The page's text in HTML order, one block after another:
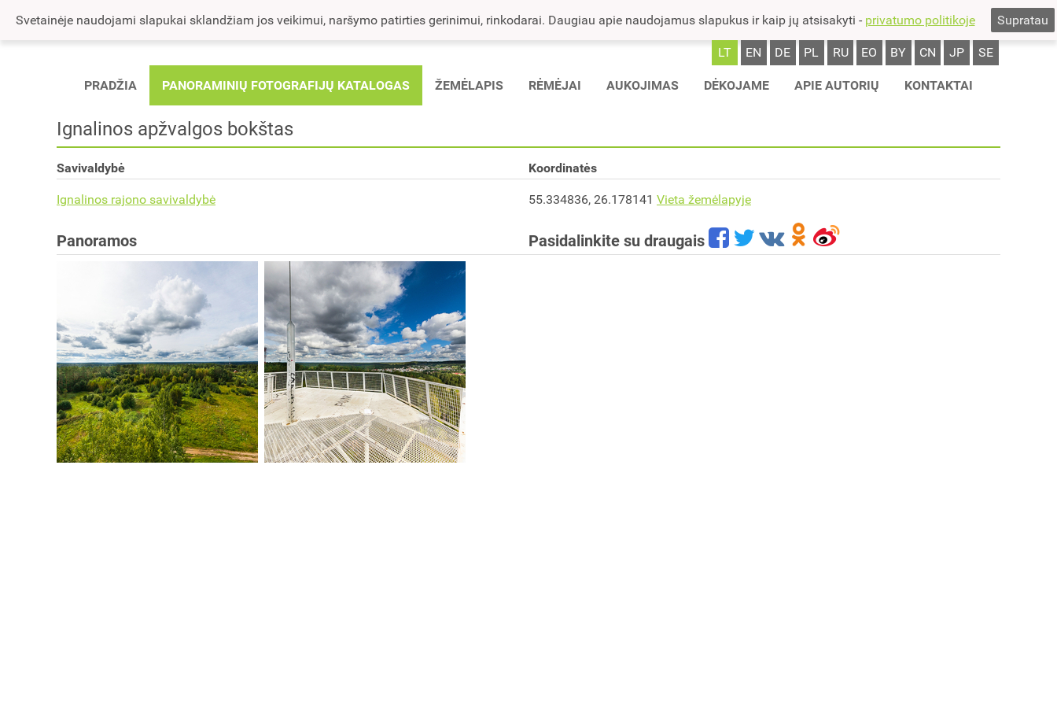
Svetainėje naudojami slapukai sklandžiam jos veikimui, naršymo patirties gerinimui, rinkodarai. Daugiau apie naudojamus slapukus ir kaip jų atsisakyti - privatumo politikoje Supratau
LT EN DE PL RU EO BY CN JP SE
PRADŽIA PANORAMINIŲ FOTOGRAFIJŲ KATALOGAS ŽEMĖLAPIS RĖMĖJAI AUKOJIMAS DĖKOJAME APIE AUTORIŲ KONTAKTAI
Ignalinos apžvalgos bokštas
Savivaldybė
Ignalinos rajono savivaldybė
Koordinatės
55.334836, 26.178141 Vieta žemėlapyje
Panoramos Pasidalinkite su draugais